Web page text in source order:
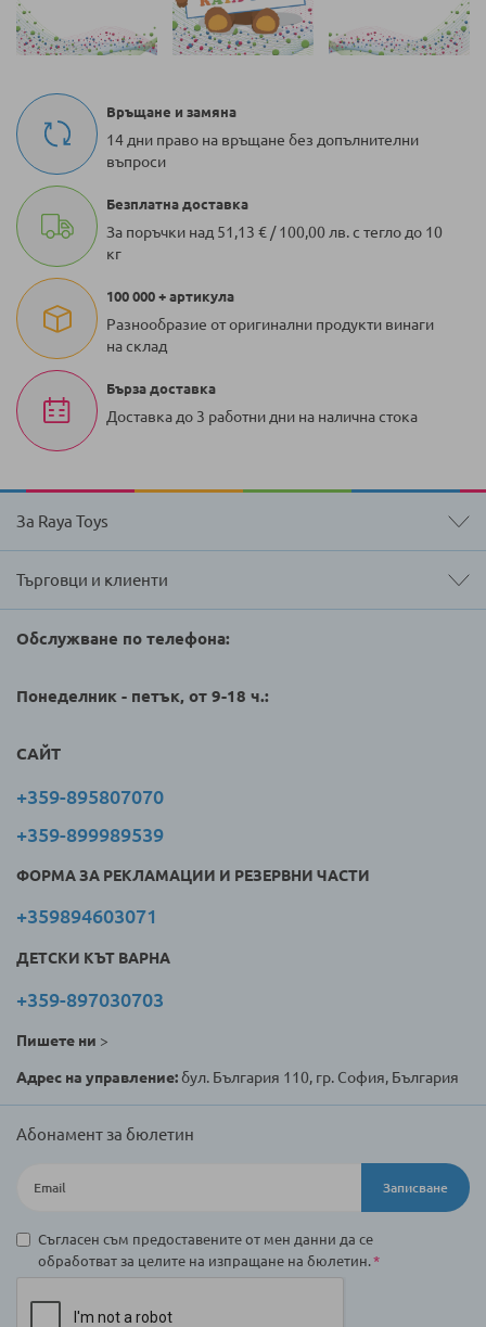
Връщане и замяна
14 дни право на връщане без допълнителни
въпроси
Безплатна доставка
За поръчки над 51,13 € / 100,00 лв. с тегло до 10
кг
100 000 + артикула
Разнообразие от оригинални продукти винаги
на склад
Бърза доставка
Доставка до 3 работни дни на налична стока
За Raya Toys
Търговци и клиенти
Обслужване по телефона:
Понеделник - петък, от 9-18 ч.:
САЙТ
+359-895807070
+359-899989539
ФОРМА ЗА РЕКЛАМАЦИИ И РЕЗЕРВНИ ЧАСТИ
+359894603071
ДЕТСКИ КЪТ ВАРНА
+359-897030703
Пишете ни >
Адрес на управление:бул. България 110, гр. София, България
Абонамент за бюлетин
Записване
Съгласен съм предоставените от мен данни да се
обработват за целите на изпращане на бюлетин.